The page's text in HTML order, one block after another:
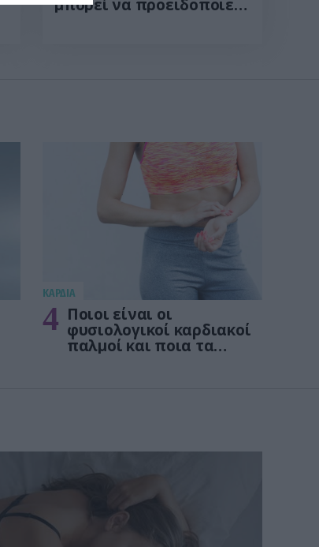
μπορεί να προειδοποιεί
KΑΡΔΙΑ
4 Ποιοι είναι οι
φυσιολογικοί καρδιακοί
παλμοί και ποια τα